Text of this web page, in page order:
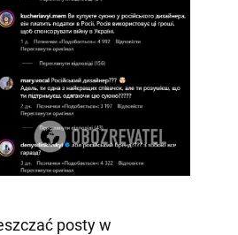
posty w